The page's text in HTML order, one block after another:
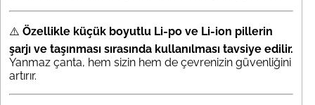
⚠️ Özellikle küçük boyutlu Li-po ve Li-ion pillerin
şarjı ve taşınması sırasında kullanılması tavsiye edilir.
Yanmaz çanta, hem sizin hem de çevrenizin güvenliğini
artırır.